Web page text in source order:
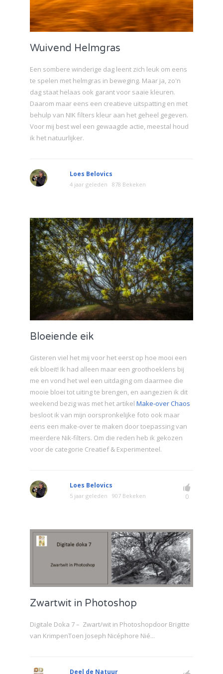
Wuivend Helmgras
Een sombere winderige dag leent zich leuk om eens
te spelen met helmgras in beweging. Maar ja, zo'n
dag staat helaas ook garant voor saaie kleuren.
Daarom maar eens een creatieve uitspatting en met
behulp van NIK filters kleur aan het geheel gegeven.
Voor mij best wel een gewaagde actie, meestal houd
ik het natuurlijker.
Loes Belovics
4 jaar geleden 878 Bekeken
Bloeiende eik
Gisteren viel het mij voor het eerst op hoe mooi een
eik bloeit! Ik had alleen maar een groothoeklens bij
me en vond het wel een uitdaging om daarmee die
mooie bloei tot uiting te brengen, en aangezien ik dit
weekend bezig was met het artikel Make-over Chaos
besloot ik van mijn oorspronkelijke foto ook maar
eens een make-over te maken door toepassing van
meerdere Nik-filters. Om die reden heb ik gekozen
voor de categorie Creatief & Experimenteel.
Loes Belovics
5 jaar geleden 907 Bekeken 0
Zwartwit in Photoshop
Digitale Doka 7 – Zwart/wit in Photoshopdoor Brigitte
van KrimpenToen Joseph Nicéphore Nié...
Deel de Natuur